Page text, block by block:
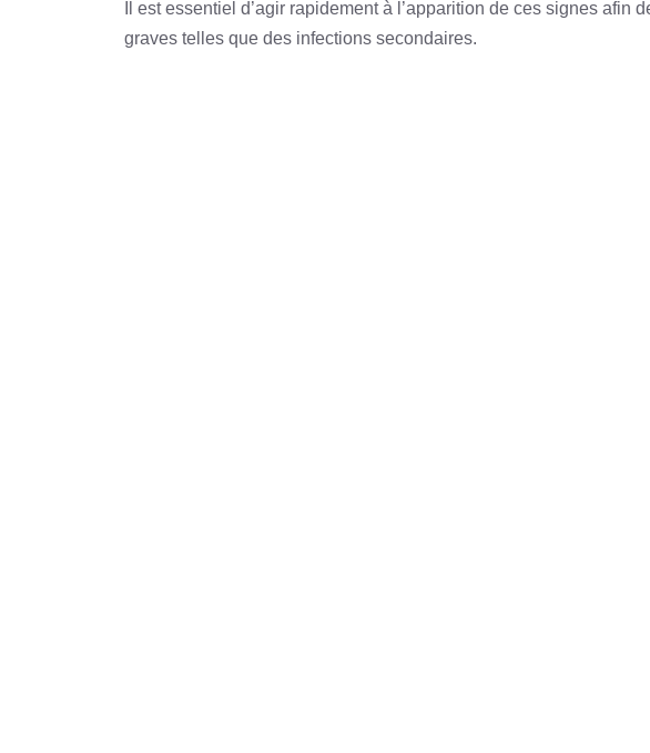
Il est essentiel d’agir rapidement à l’apparition de ces signes afin
graves telles que des infections secondaires.